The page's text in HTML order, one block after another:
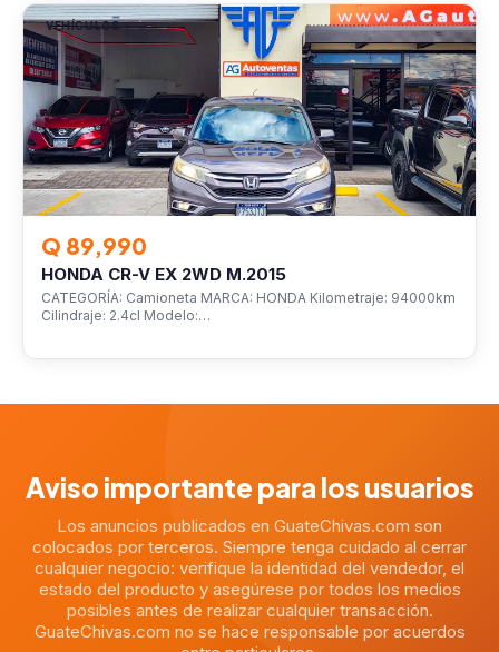
VEHÍCULOS
Q 89,990
HONDA CR-V EX 2WD M.2015
CATEGORÍA: Camioneta MARCA: HONDA Kilometraje: 94000km
Cilindraje: 2.4cl Modelo:…
Aviso importante para los usuarios
Los anuncios publicados en GuateChivas.com son
colocados por terceros. Siempre tenga cuidado al cerrar
cualquier negocio: verifique la identidad del vendedor, el
estado del producto y asegúrese por todos los medios
posibles antes de realizar cualquier transacción.
GuateChivas.com no se hace responsable por acuerdos